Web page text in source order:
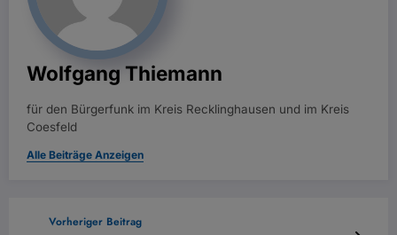
Wolfgang Thiemann
für den Bürgerfunk im Kreis Recklinghausen und im Kreis
Coesfeld
Alle Beiträge Anzeigen
Vorheriger Beitrag